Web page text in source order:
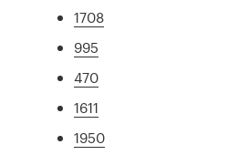
1708
995
470
1611
1950